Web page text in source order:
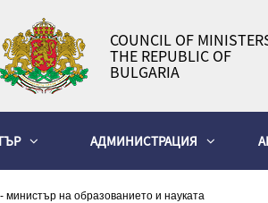
COUNCIL OF
THE REPUBLIC OF
BULGARIA
АДМИНИСТРАЦИЯ
на образованието и науката